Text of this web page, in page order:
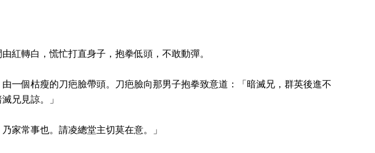
紅轉白，慌忙打直身子，抱拳低頭，不敢動彈。
一個枯瘦的刀疤臉帶頭。刀疤臉向那男子抱拳致意道：「暗滅兄，群英後進不
兄見諒。」
家常事也。請凌總堂主切莫在意。」